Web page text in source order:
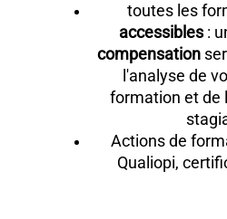
toutes les
accessibles:
compensation
l'analyse de
formation et de
Actions de
Qualiopi,